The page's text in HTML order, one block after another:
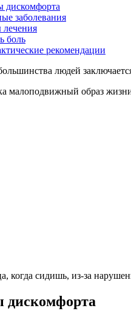
дискомфорта
заболевания
боль
рекомендации
людей
малоподвижный образ
когда сидишь, из-за